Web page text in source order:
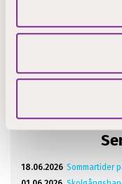
Dela
18.06.2026 Sommartider